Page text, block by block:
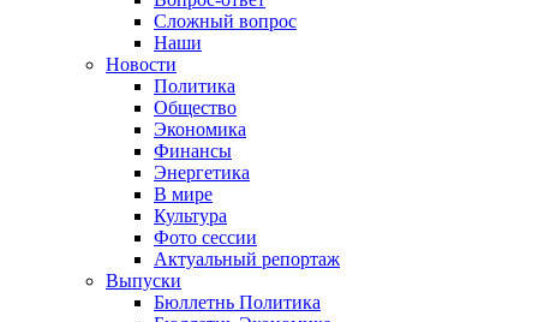
Сложный вопрос
Наши
Новости
Политика
Общество
Экономика
Финансы
Энергетика
В мире
Культура
Фото сессии
Актуальный репортаж
Выпуски
Бюллетнь Политика